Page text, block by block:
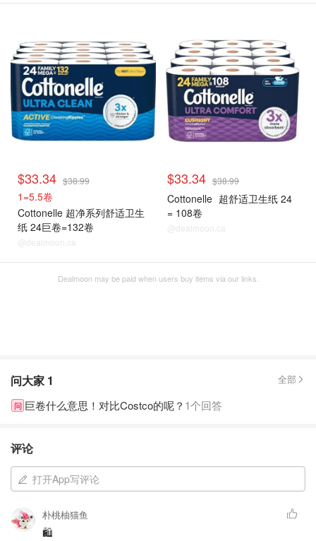
$33.34 $38.99
1=5.5卷
Cottonelle 超净系列舒适卫生
纸 24巨卷=132卷
@dealmoon.ca
$33.34 $38.99
Cottonelle 超舒适卫生纸 24
= 108卷
@dealmoon.ca
Dealmoon may be paid when users buy items via our links.
问大家 1 全部
问 巨卷什么意思！对比Costco的呢？ 1个回答
评论
打开App写评论
朴桃柚猫鱼
🛍️